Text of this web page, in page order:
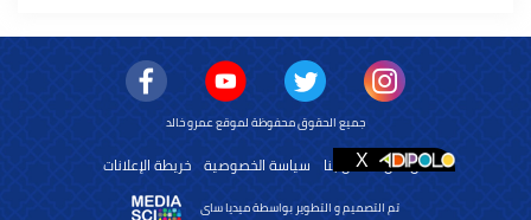
جميع الحقوق محفوظة لموقع عمرو خالد
من نحن اتصل بنا سياسة الخصوصية خريطة الإعلانات
تم التصميم و التطوير بواسطة ميديا ساى